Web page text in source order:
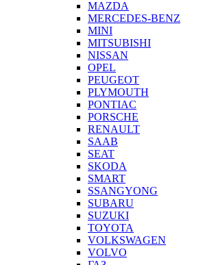
MAZDA
MERCEDES-BENZ
MINI
MITSUBISHI
NISSAN
OPEL
PEUGEOT
PLYMOUTH
PONTIAC
PORSCHE
RENAULT
SAAB
SEAT
SKODA
SMART
SSANGYONG
SUBARU
SUZUKI
TOYOTA
VOLKSWAGEN
VOLVO